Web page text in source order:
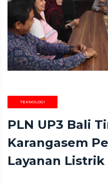
TEKNOLOGI
PLN UP3 Bali
Karangasem
Layanan